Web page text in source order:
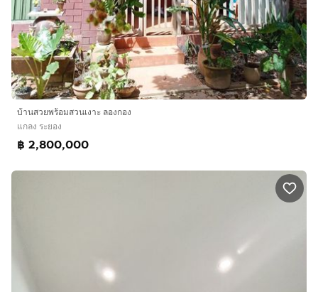
บ้านสวยพร้อมสวนเงาะ ลองกอง
แกลง ระยอง
฿ 2,800,000